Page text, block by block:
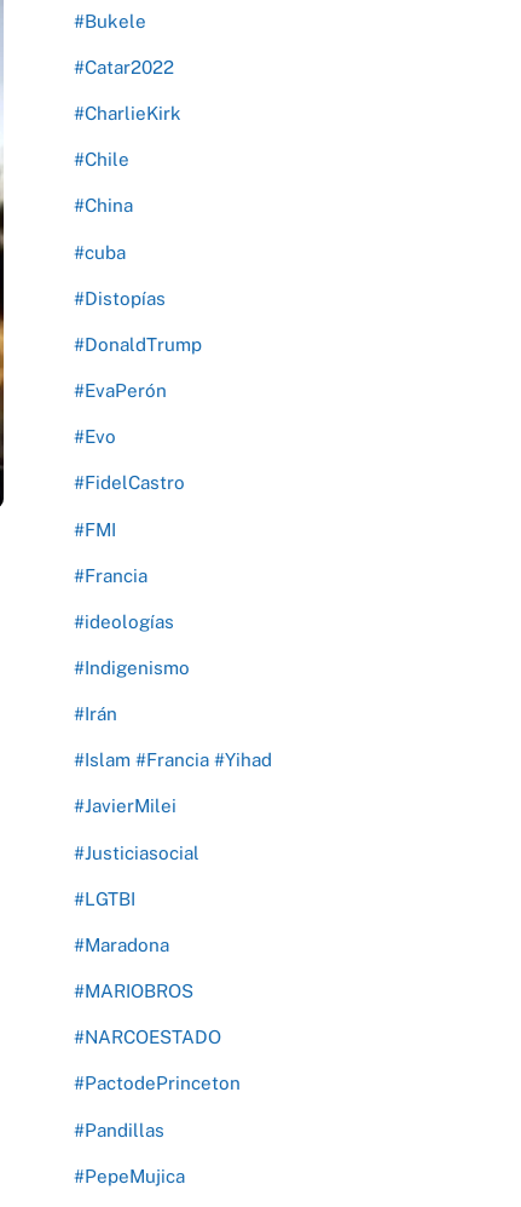
#Bukele
#Catar2022
#CharlieKirk
#Chile
#China
#cuba
#Distopías
#DonaldTrump
#EvaPerón
#Evo
#FidelCastro
#FMI
#Francia
#ideologías
#Indigenismo
#Irán
#Islam #Francia #Yihad
#JavierMilei
#Justiciasocial
#LGTBI
#Maradona
#MARIOBROS
#NARCOESTADO
#PactodePrinceton
#Pandillas
#PepeMujica